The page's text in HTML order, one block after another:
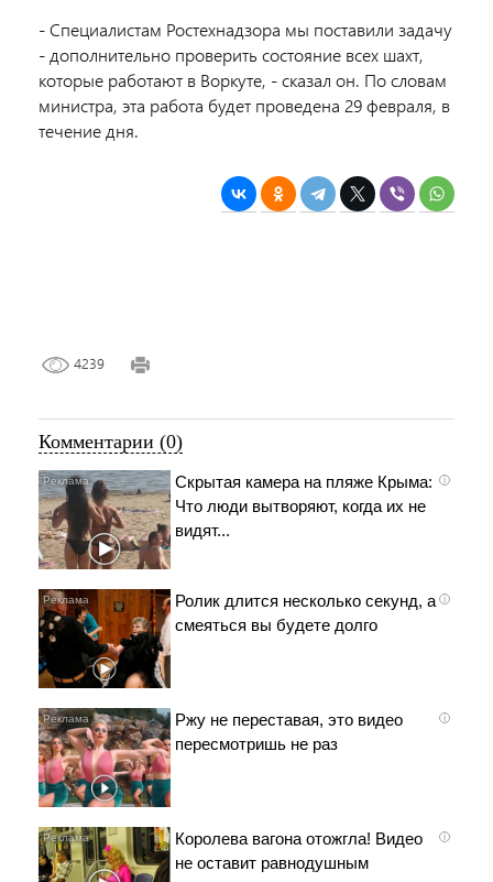
- Специалистам Ростехнадзора мы поставили задачу
- дополнительно проверить состояние всех шахт,
которые работают в Воркуте, - сказал он. По словам
министра, эта работа будет проведена 29 февраля, в
течение дня.
4239
Комментарии (0)
i
Скрытая камера на пляже Крыма:
Что люди вытворяют, когда их не
видят...
i
Ролик длится несколько секунд, а
смеяться вы будете долго
i
Ржу не переставая, это видео
пересмотришь не раз
i
Королева вагона отожгла! Видео
не оставит равнодушным